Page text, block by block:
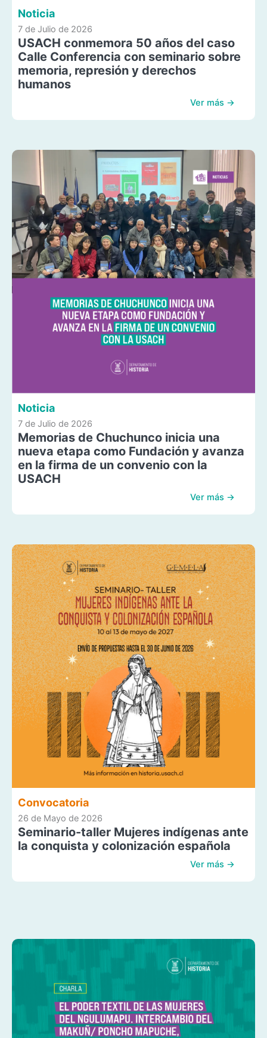
Noticia
7 de Julio de 2026
USACH conmemora 50 años del caso
Calle Conferencia con seminario sobre
memoria, represión y derechos
humanos
Ver más →
Noticia
7 de Julio de 2026
Memorias de Chuchunco inicia una
nueva etapa como Fundación y avanza
en la firma de un convenio con la
USACH
Ver más →
Convocatoria
26 de Mayo de 2026
Seminario-taller Mujeres indígenas ante
la conquista y colonización española
Ver más →